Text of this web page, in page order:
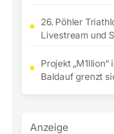
26. Pöhler
Livestream und
Projekt
Baldauf grenzt
Anzeige